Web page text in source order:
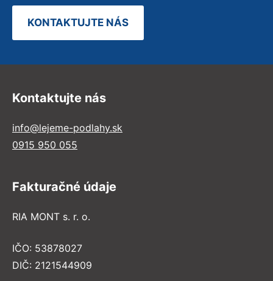
KONTAKTUJTE NÁS
Kontaktujte nás
info@lejeme-podlahy.sk
0915 950 055
Fakturačné údaje
RIA MONT s. r. o.
IČO: 53878027
DIČ: 2121544909